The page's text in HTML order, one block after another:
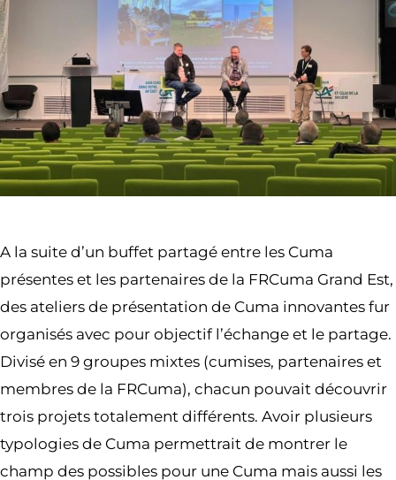
A la suite d’un buffet partagé entre les Cuma
présentes et les partenaires de la FRCuma Grand Est,
des ateliers de présentation de Cuma innovantes fur
organisés avec pour objectif l’échange et le partage.
Divisé en 9 groupes mixtes (cumises, partenaires et
membres de la FRCuma), chacun pouvait découvrir
trois projets totalement différents. Avoir plusieurs
typologies de Cuma permettrait de montrer le
champ des possibles pour une Cuma mais aussi les